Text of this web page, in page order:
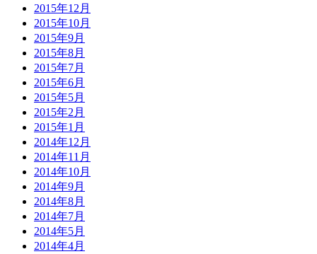
2015年12月
2015年10月
2015年9月
2015年8月
2015年7月
2015年6月
2015年5月
2015年2月
2015年1月
2014年12月
2014年11月
2014年10月
2014年9月
2014年8月
2014年7月
2014年5月
2014年4月